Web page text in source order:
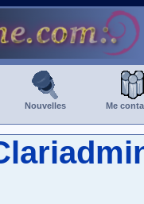
Nouvelles Me